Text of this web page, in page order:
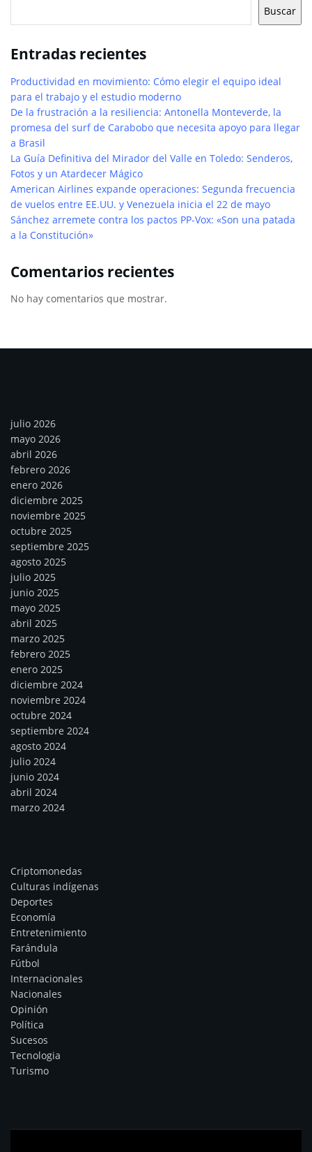
Buscar
Entradas recientes
Productividad en movimiento: Cómo elegir el equipo ideal
para el trabajo y el estudio moderno
De la frustración a la resiliencia: Antonella Monteverde, la
promesa del surf de Carabobo que necesita apoyo para llegar
a Brasil
La Guía Definitiva del Mirador del Valle en Toledo: Senderos,
Fotos y un Atardecer Mágico
American Airlines expande operaciones: Segunda frecuencia
de vuelos entre EE.UU. y Venezuela inicia el 22 de mayo
Sánchez arremete contra los pactos PP-Vox: «Son una patada
a la Constitución»
Comentarios recientes
No hay comentarios que mostrar.
julio 2026
mayo 2026
abril 2026
febrero 2026
enero 2026
diciembre 2025
noviembre 2025
octubre 2025
septiembre 2025
agosto 2025
julio 2025
junio 2025
mayo 2025
abril 2025
marzo 2025
febrero 2025
enero 2025
diciembre 2024
noviembre 2024
octubre 2024
septiembre 2024
agosto 2024
julio 2024
junio 2024
abril 2024
marzo 2024
Criptomonedas
Culturas indígenas
Deportes
Economía
Entretenimiento
Farándula
Fútbol
Internacionales
Nacionales
Opinión
Política
Sucesos
Tecnologia
Turismo